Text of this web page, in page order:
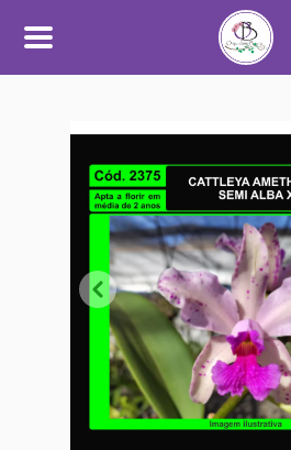
ornamentais, unindo
conhecimento, cuidado e
dedicação para oferecer uma
experiência diferenciada a quem
aprecia o mundo das plantas.
Trabalhamos com cultivo
próprio e seleção de espécies de
alta qualidade, sempre
priorizando plantas saudáveis,
bem desenvolvidas e com
informações claras no catálogo.
Nosso objetivo é tornar a compra
simples, segura e transparente —
desde a escolha até o
recebimento.
Além do catálogo online,